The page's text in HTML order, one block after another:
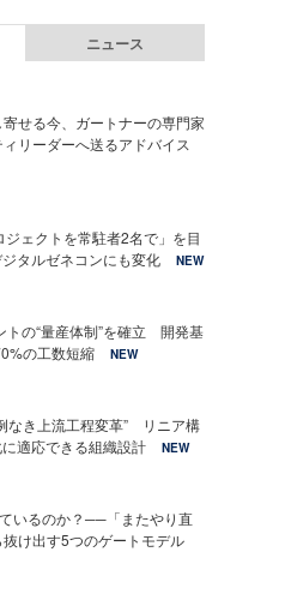
ニュース
せる今、ガートナーの専門家
リーダーへ送るアドバイス
ェクトを常駐者2名で」を目
タルゼネコンにも変化
NEW
トの“量産体制”を確立 開発基
の工数短縮
NEW
なき上流工程変革” リニア構
適応できる組織設計
NEW
いるのか？──「またやり直
け出す5つのゲートモデル